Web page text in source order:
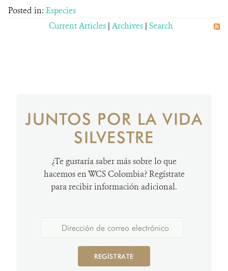
Posted in: Especies
Current Articles | Archives | Search
JUNTOS POR LA VIDA
SILVESTRE
¿Te gustaría saber más sobre lo que
hacemos en WCS Colombia? Regístrate
para recibir información adicional.
REGÍSTRATE